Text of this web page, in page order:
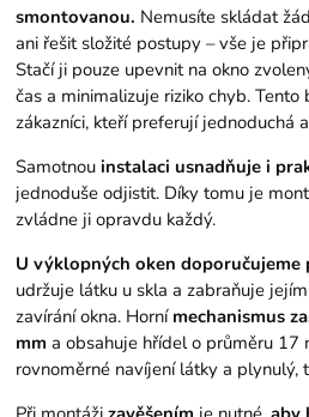
smontovanou. Nemusíte skládat
ani řešit složité postupy – vše je
Stačí ji pouze upevnit na okno
čas a minimalizuje riziko chyb. Tento
zákazníci, kteří preferují jednoduchá
Samotnouinstalaci usnadňuje i
jednoduše odjistit. Díky tomu je
zvládne ji opravdu každý.
U výklopných oken
udržuje látku u skla a zabraňuje
zavírání okna. Horní mechanismus
mm a obsahuje hřídel o průměru 17
rovnoměrné navíjení látky a plynulý,